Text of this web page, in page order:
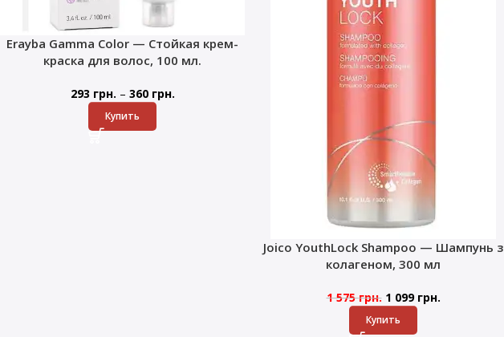
Erayba Gamma Color — Стойкая крем-
краска для волос, 100 мл.
293 грн. – 360 грн.
Купить
Joico YouthLock Shampoo — Шампунь з
колагеном, 300 мл
1 575грн. 1 099 грн.
Купить